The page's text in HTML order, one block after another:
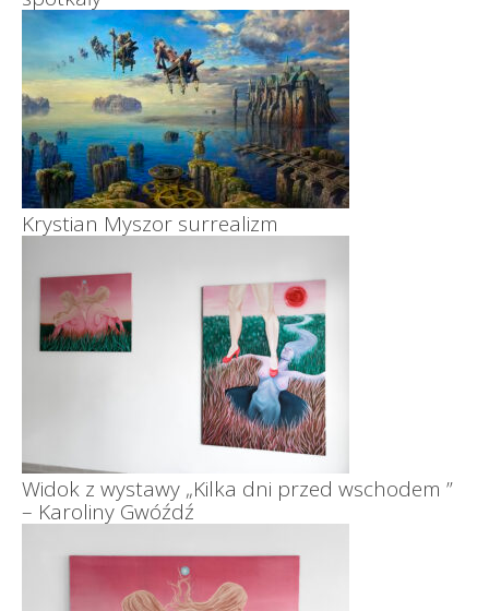
Krystian Myszor surrealizm
Widok z wystawy „Kilka dni przed wschodem ”
– Karoliny Gwóźdź